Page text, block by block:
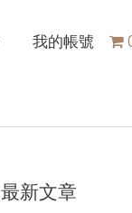
我的帳號
最新文章